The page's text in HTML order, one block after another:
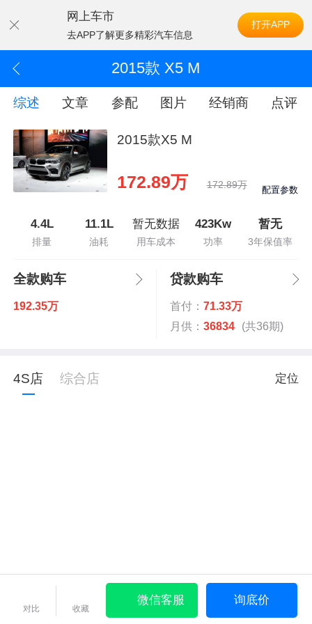
网上车市
去APP了解更多精彩汽车信息
打开APP
2015款 X5 M
综述 文章 参配 图片 经销商 点评
2015款X5 M
172.89万 172.89万 配置参数
4.4L
排量
11.1L
油耗
暂无数据
用车成本
423Kw
功率
暂无
3年保值率
全款购车
192.35万
贷款购车
首付： 71.33万
月供： 36834 (共36期)
4S店 综合店 定位
对比 收藏
微信客服 询底价